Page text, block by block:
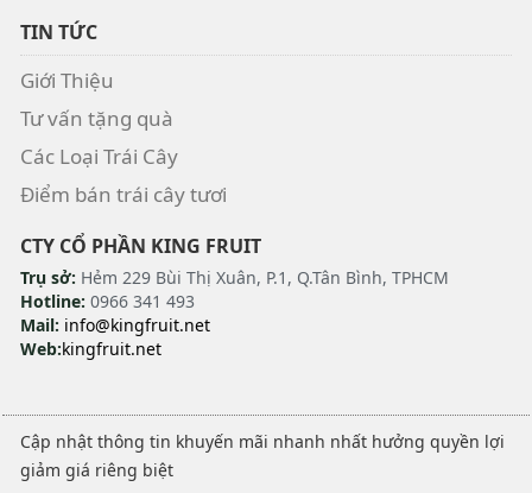
TIN TỨC
Giới Thiệu
Tư vấn tặng quà
Các Loại Trái Cây
Điểm bán trái cây tươi
CTY CỔ PHẦN KING FRUIT
Trụ sở: Hẻm 229 Bùi Thị Xuân, P.1, Q.Tân Bình, TPHCM
Hotline: 0966 341 493
Mail: info@kingfruit.net
Web:kingfruit.net
Cập nhật thông tin khuyến mãi nhanh nhất hưởng quyền lợi
giảm giá riêng biệt